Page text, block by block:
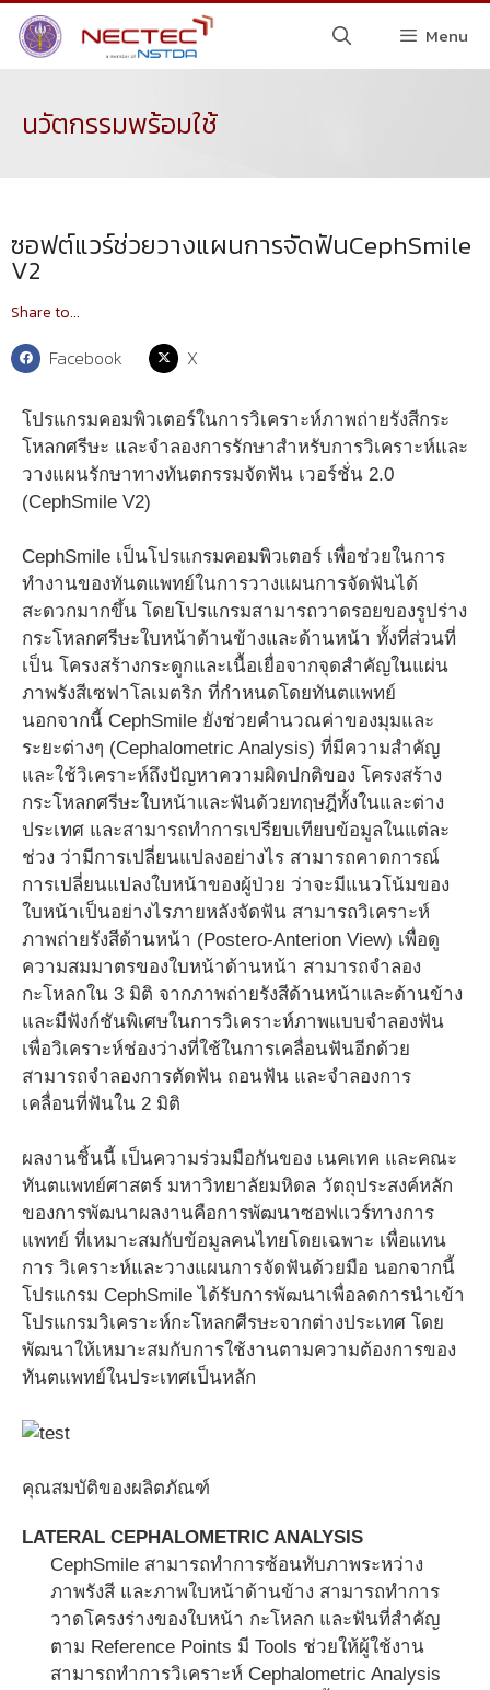
Menu
นวัตกรรมพร้อมใช้
ซอฟต์แวร์ช่วยวางแผนการจัดฟันCephSmile
V2
Share to...
Facebook X
โปรแกรมคอมพิวเตอร์ในการวิเคราะห์ภาพถ่ายรังสีกระ
โหลกศรีษะ และจำลองการรักษาสำหรับการวิเคราะห์และ
วางแผนรักษาทางทันตกรรมจัดฟัน เวอร์ชั่น 2.0
(CephSmile V2)
CephSmile เป็นโปรแกรมคอมพิวเตอร์ เพื่อช่วยในการ
ทำงานของทันตแพทย์ในการวางแผนการจัดฟันได้
สะดวกมากขึ้น โดยโปรแกรมสามารถวาดรอยของรูปร่าง
กระโหลกศรีษะใบหน้าด้านข้างและด้านหน้า ทั้งที่ส่วนที่
เป็น โครงสร้างกระดูกและเนื้อเยื่อจากจุดสำคัญในแผ่น
ภาพรังสีเซฟาโลเมตริก ที่กำหนดโดยทันตแพทย์
นอกจากนี้ CephSmile ยังช่วยคำนวณค่าของมุมและ
ระยะต่างๆ (Cephalometric Analysis) ที่มีความสำคัญ
และใช้วิเคราะห์ถึงปัญหาความผิดปกติของ โครงสร้าง
กระโหลกศรีษะใบหน้าและฟันด้วยทฤษฎีทั้งในและต่าง
ประเทศ และสามารถทำการเปรียบเทียบข้อมูลในแต่ละ
ช่วง ว่ามีการเปลี่ยนแปลงอย่างไร สามารถคาดการณ์
การเปลี่ยนแปลงใบหน้าของผู้ป่วย ว่าจะมีแนวโน้มของ
ใบหน้าเป็นอย่างไรภายหลังจัดฟัน สามารถวิเคราะห์
ภาพถ่ายรังสีด้านหน้า (Postero-Anterion View) เพื่อดู
ความสมมาตรของใบหน้าด้านหน้า สามารถจำลอง
กะโหลกใน 3 มิติ จากภาพถ่ายรังสีด้านหน้าและด้านข้าง
และมีฟังก์ชันพิเศษในการวิเคราะห์ภาพแบบจำลองฟัน
เพื่อวิเคราะห์ช่องว่างที่ใช้ในการเคลื่อนฟันอีกด้วย
สามารถจำลองการตัดฟัน ถอนฟัน และจำลองการ
เคลื่อนที่ฟันใน 2 มิติ
ผลงานชิ้นนี้ เป็นความร่วมมือกันของ เนคเทค และคณะ
ทันตแพทย์ศาสตร์ มหาวิทยาลัยมหิดล วัตถุประสงค์หลัก
ของการพัฒนาผลงานคือการพัฒนาซอฟแวร์ทางการ
แพทย์ ที่เหมาะสมกับข้อมูลคนไทยโดยเฉพาะ เพื่อแทน
การ วิเคราะห์และวางแผนการจัดฟันด้วยมือ นอกจากนี้
โปรแกรม CephSmile ได้รับการพัฒนาเพื่อลดการนำเข้า
โปรแกรมวิเคราะห์กะโหลกศีรษะจากต่างประเทศ โดย
พัฒนาให้เหมาะสมกับการใช้งานตามความต้องการของ
ทันตแพทย์ในประเทศเป็นหลัก
คุณสมบัติของผลิตภัณฑ์
LATERAL CEPHALOMETRIC ANALYSIS
CephSmile สามารถทำการซ้อนทับภาพระหว่าง
ภาพรังสี และภาพใบหน้าด้านข้าง สามารถทำการ
วาดโครงร่างของใบหน้า กะโหลก และฟันที่สำคัญ
ตาม Reference Points มี Tools ช่วยให้ผู้ใช้งาน
สามารถทำการวิเคราะห์ Cephalometric Analysis